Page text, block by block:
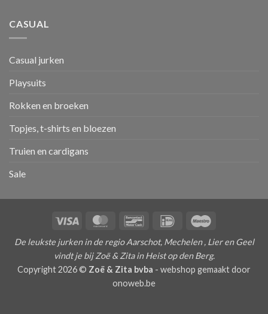
CASUAL
Casual jurken
Playsuits
Rokken en broeken
Topjes, t-shirts en bloezen
Truien en cardigans
Sale
Visa MasterCardBancontactIDeal
De leukste jurken in de regio Aarschot, Mechelen , Lier en Geel
vindt je bij Zoë & Zita in Heist op den Berg.
Copyright 2026 © Zoë & Zita bvba - webshop gemaakt door
onoweb.be